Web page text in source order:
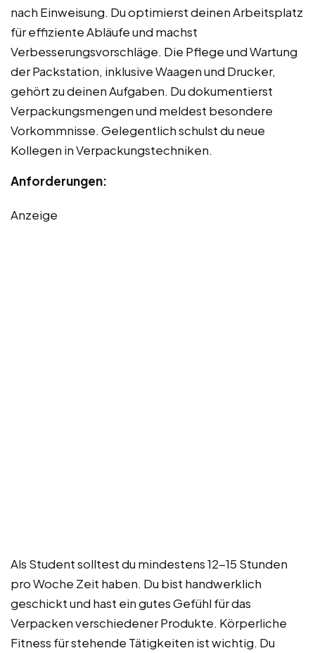
nach Einweisung. Du optimierst deinen Arbeitsplatz
für effiziente Abläufe und machst
Verbesserungsvorschläge. Die Pflege und Wartung
der Packstation, inklusive Waagen und Drucker,
gehört zu deinen Aufgaben. Du dokumentierst
Verpackungsmengen und meldest besondere
Vorkommnisse. Gelegentlich schulst du neue
Kollegen in Verpackungstechniken.
Anforderungen:
Anzeige
Als Student solltest du mindestens 12-15 Stunden
pro Woche Zeit haben. Du bist handwerklich
geschickt und hast ein gutes Gefühl für das
Verpacken verschiedener Produkte. Körperliche
Fitness für stehende Tätigkeiten ist wichtig. Du